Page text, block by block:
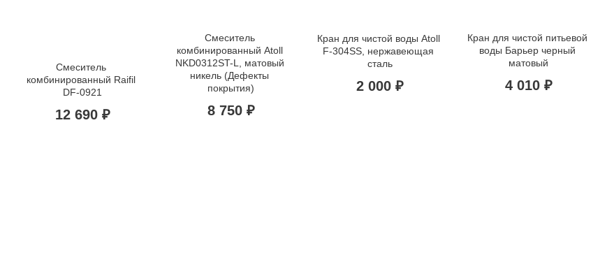
Смеситель
комбинированный Raifil
DF-0921
12 690 ₽
Смеситель
комбинированный Atoll
NKD0312ST-L, матовый
никель (Дефекты
покрытия)
8 750 ₽
Кран для чистой воды Atoll
F-304SS, нержавеющая
сталь
2 000 ₽
Кран для чистой питьевой
воды Барьер черный
матовый
4 010 ₽